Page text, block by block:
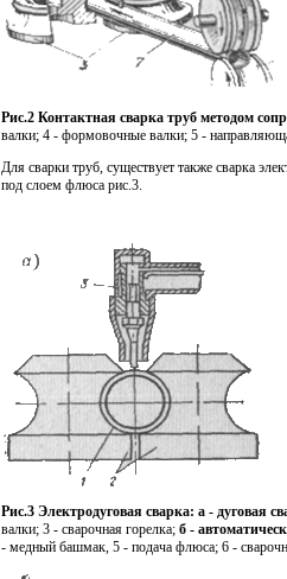
Рис.2 Контактная сварка труб методом
валки; 4 - формовочные валки; 5 -
Для сварки труб, существует также сварка
под слоем флюса рис.3.
Рис.3 Электродуговая сварка: а - дуговая
валки; 3 - сварочная горелка; б -
- медный башмак, 5 - подача флюса; 6 -